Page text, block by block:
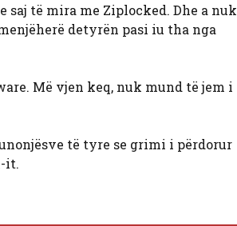
të mira me Ziplocked. Dhe a nuk
detyrën pasi iu tha nga
Më vjen keq, nuk mund të jem i
të tyre se grimi i përdorur
it.